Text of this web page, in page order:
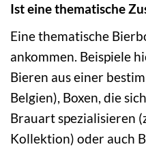
Ist eine thematische
Eine thematische
ankommen. Beispiele
Bieren aus einer
Belgien), Boxen, die
Brauart spezialisieren
Kollektion) oder auch